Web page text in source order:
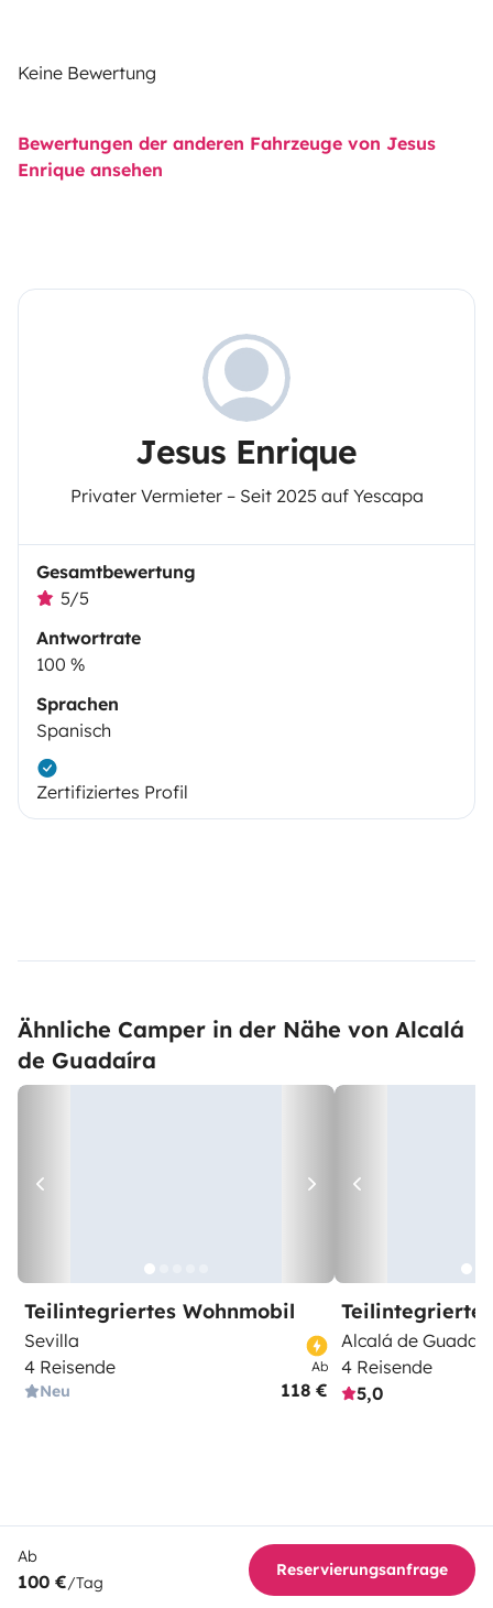
Keine Bewertung
Bewertungen der anderen Fahrzeuge von Jesus
Enrique ansehen
Jesus Enrique
Privater Vermieter – Seit 2025 auf Yescapa
Gesamtbewertung
5/5
Antwortrate
100 %
Sprachen
Spanisch
Zertifiziertes Profil
Ähnliche Camper in der Nähe von Alcalá
de Guadaíra
Teilintegriertes Wohnmobil
Sevilla
4 Reisende
Neu
Ab
118 €
Alcalá de
4 Reisende
5,0
Ab
100 €/Tag
Reservierungsanfrage